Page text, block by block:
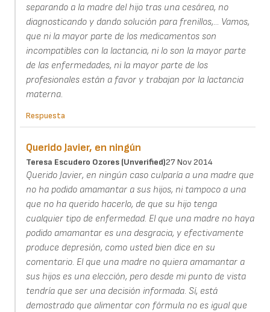
separando a la madre del hijo tras una cesárea, no
diagnosticando y dando solución para frenillos,... Vamos,
que ni la mayor parte de los medicamentos son
incompatibles con la lactancia, ni lo son la mayor parte
de las enfermedades, ni la mayor parte de los
profesionales están a favor y trabajan por la lactancia
materna.
Respuesta
Querido Javier, en ningún
Teresa Escudero Ozores (unverified)27 Nov 2014
Querido Javier, en ningún caso culparía a una madre que
no ha podido amamantar a sus hijos, ni tampoco a una
que no ha querido hacerlo, de que su hijo tenga
cualquier tipo de enfermedad. El que una madre no haya
podido amamantar es una desgracia, y efectivamente
produce depresión, como usted bien dice en su
comentario. El que una madre no quiera amamantar a
sus hijos es una elección, pero desde mi punto de vista
tendría que ser una decisión informada. Sí, está
demostrado que alimentar con fórmula no es igual que